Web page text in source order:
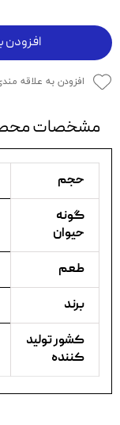
افزودن
افزودن به علاقه
مشخصات
حجم
گونه
حیوان
طعم
برند
کشور تولید
کننده